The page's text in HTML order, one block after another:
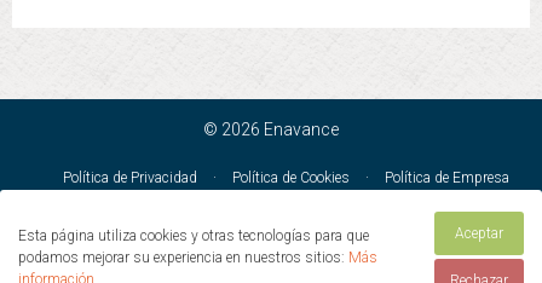
© 2026 Enavance
Política de Privacidad · Política de Cookies ·
Política de Empresa
ENAVANCE PRODUCCION GRAFICA SL · C/ Duero 32 · Mejorada del
Campo · Madrid · 28840 · España
Esta página utiliza cookies y otras tecnologías para que
podamos mejorar su experiencia en nuestros sitios: Más
información.
Aceptar